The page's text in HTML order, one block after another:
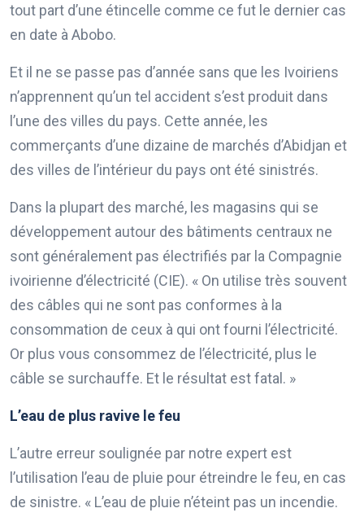
tout part d’une étincelle comme ce fut le dernier cas
en date à Abobo.
Et il ne se passe pas d’année sans que les Ivoiriens
n’apprennent qu’un tel accident s’est produit dans
l’une des villes du pays. Cette année, les
commerçants d’une dizaine de marchés d’Abidjan et
des villes de l’intérieur du pays ont été sinistrés.
Dans la plupart des marché, les magasins qui se
développement autour des bâtiments centraux ne
sont généralement pas électrifiés par la Compagnie
ivoirienne d’électricité (CIE). « On utilise très souvent
des câbles qui ne sont pas conformes à la
consommation de ceux à qui ont fourni l’électricité.
Or plus vous consommez de l’électricité, plus le
câble se surchauffe. Et le résultat est fatal. »
L’eau de plus ravive le feu
L’autre erreur soulignée par notre expert est
l’utilisation l’eau de pluie pour étreindre le feu, en cas
de sinistre. « L’eau de pluie n’éteint pas un incendie.